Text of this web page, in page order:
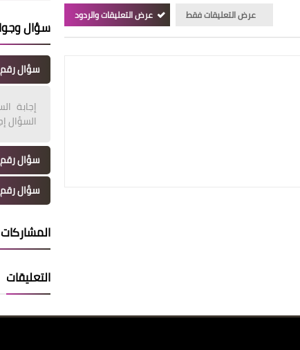
عرض التعليقات فقط عرض التعليقات والردود
سؤال
سؤال رقم 1
إجابة
السؤال
سؤال رقم 2
سؤال رقم 3
المشاركات
التعليقات